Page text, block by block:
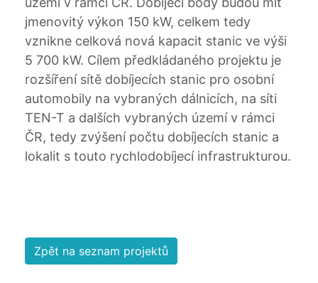
jmenovitý výkon 150 kW, celkem tedy
vznikne celková nová kapacit stanic ve výši
5 700 kW. Cílem předkládaného projektu je
rozšíření sítě dobíjecích stanic pro osobní
automobily na vybraných dálnicích, na síti
TEN-T a dalších vybraných území v rámci
ČR, tedy zvýšení počtu dobíjecích stanic a
lokalit s touto rychlodobíjecí infrastrukturou.
Zpět na seznam projektů